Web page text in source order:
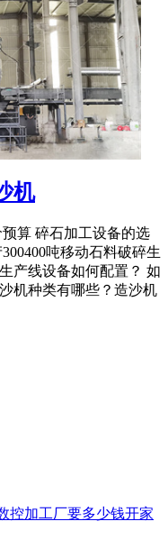
机
算 碎石加工设备的选
吨移动石料破碎生
产线设备如何配置？ 如
机种类有哪些？造沙机
控加工厂要多少钱开家